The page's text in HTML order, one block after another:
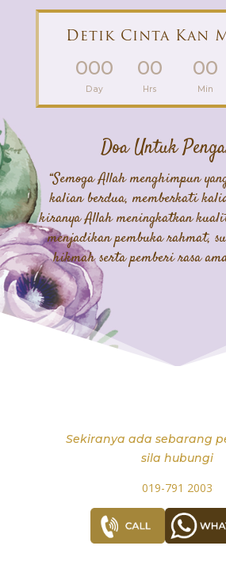
Detik Cinta Kan
000
Day
00
Hrs
00
Min
Doa Untuk
“Semoga Allah menghimpun
kalian berdua, memberkati
kiranya Allah meningkatkan
menjadikan pembuka rahmat,
hikmah serta pemberi rasa
Sekiranya ada sebarang
sila hubungi
019-791 2003